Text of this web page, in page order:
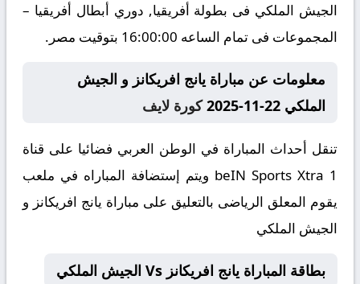
الجيش الملكي فى بطولة أفريقيا, دوري أبطال أفريقيا –
المجموعات فى تمام الساعه 16:00:00 بتوقيت مصر.
معلومات عن مباراة يانج افريكانز و الجيش
الملكي 22-11-2025
كورة لايف
تنقل أحداث المباراة في الوطن العربي فضائيا على قناة
beIN Sports Xtra 1 ويتم إستضافة المباراه في ملعب
يقوم المعلق الرياضى بالتعليق على مباراة يانج افريكانز و
الجيش الملكي
بطاقة المباراة يانج افريكانز Vs الجيش الملكي